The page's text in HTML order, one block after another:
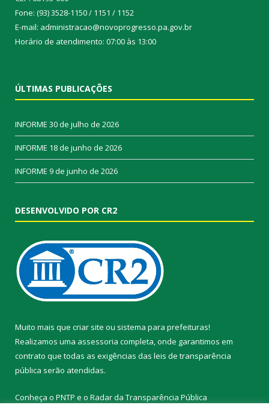
Fone: (93) 3528-1150 / 1151 / 1152
E-mail: administracao@novoprogresso.pa.gov.br
Horário de atendimento: 07:00 às 13:00
ÚLTIMAS PUBLICAÇÕES
INFORME 30 de julho de 2026
INFORME 18 de junho de 2026
INFORME 9 de junho de 2026
DESENVOLVIDO POR CR2
Muito mais que criar site ou sistema para prefeituras!
Realizamos uma assessoria completa, onde garantimos em
contrato que todas as exigências das leis de transparência
pública serão atendidas.
Conheça o PNTP e o Radar da Transparência Pública